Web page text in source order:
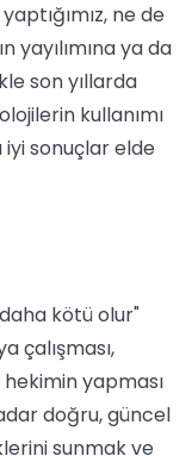
ne de
yayılımına ya da
son yıllarda
kullanımı
sonuçlar elde
kötü olur"
çalışması,
yapması
doğru, güncel
sunmak ve